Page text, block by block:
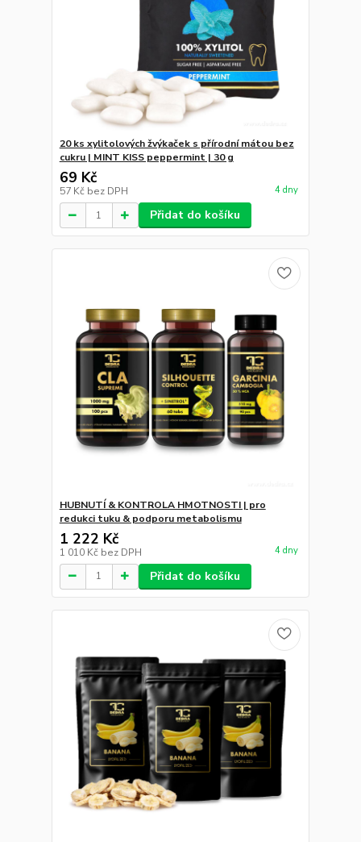
20 ks xylitolových žvýkaček s přírodní mátou bez
cukru | MINT KISS peppermint | 30 g
69 Kč
57 Kč bez DPH 4 dny
Přidat do košíku
HUBNUTÍ & KONTROLA HMOTNOSTI | pro
redukci tuku & podporu metabolismu
1 222 Kč
1 010 Kč bez DPH 4 dny
Přidat do košíku